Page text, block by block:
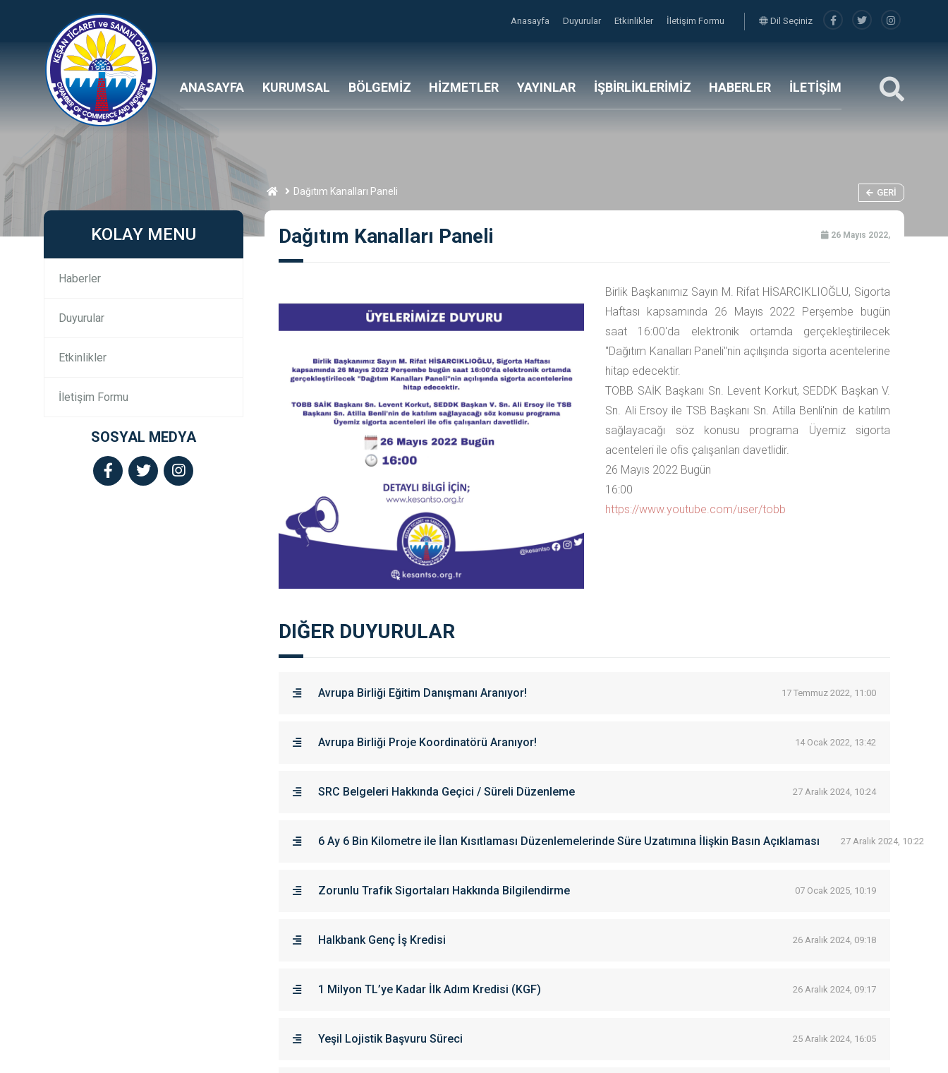
Anasayfa Duyurular Etkinlikler İletişim Formu Dil Seçiniz
ANASAYFA KURUMSAL BÖLGEMİZ HİZMETLER YAYINLAR İŞBİRLİKLERİMİZ HABERLER İLETİŞİM
Dağıtım Kanalları Paneli GERI
KOLAY MENU
Haberler
Duyurular
Etkinlikler
İletişim Formu
SOSYAL MEDYA
Dağıtım Kanalları Paneli 26 Mayıs 2022,
Birlik Başkanımız Sayın M. Rifat HİSARCIKLIOĞLU, Sigorta
Haftası kapsamında 26 Mayıs 2022 Perşembe bugün
saat 16:00'da elektronik ortamda gerçekleştirilecek
"Dağıtım Kanalları Paneli"nin açılışında sigorta acentelerine
hitap edecektir.
TOBB SAİK Başkanı Sn. Levent Korkut, SEDDK Başkan V.
Sn. Ali Ersoy ile TSB Başkanı Sn. Atilla Benli'nin de katılım
sağlayacağı söz konusu programa Üyemiz sigorta
acenteleri ile ofis çalışanları davetlidir.
26 Mayıs 2022 Bugün
16:00
https://www.youtube.com/user/tobb
DIĞER DUYURULAR
Avrupa Birliği Eğitim Danışmanı Aranıyor! 17 Temmuz 2022, 11:00
Avrupa Birliği Proje Koordinatörü Aranıyor! 14 Ocak 2022, 13:42
SRC Belgeleri Hakkında Geçici / Süreli Düzenleme 27 Aralık 2024, 10:24
6 Ay 6 Bin Kilometre ile İlan Kısıtlaması Düzenlemelerinde Süre Uzatımına İlişkin Basın Açıklaması 27 Aralık 2024, 10:22
Zorunlu Trafik Sigortaları Hakkında Bilgilendirme 07 Ocak 2025, 10:19
Halkbank Genç İş Kredisi 26 Aralık 2024, 09:18
1 Milyon TL’ye Kadar İlk Adım Kredisi (KGF) 26 Aralık 2024, 09:17
Yeşil Lojistik Başvuru Süreci 25 Aralık 2024, 16:05